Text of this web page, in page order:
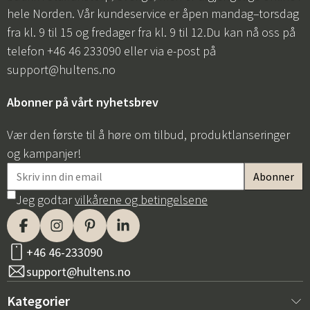
hele Norden. Vår kundeservice er åpen mandag–torsdag
fra kl. 9 til 15 og fredager fra kl. 9 til 12.Du kan nå oss på
telefon +46 46 233090 eller via e-post på
support@hultens.no
Abonner på vårt nyhetsbrev
Vær den første til å høre om tilbud, produktlanseringer
og kampanjer!
Jeg godtarvilkårene og betingelsene
+46 46-233090
support@hultens.no
Kategorier